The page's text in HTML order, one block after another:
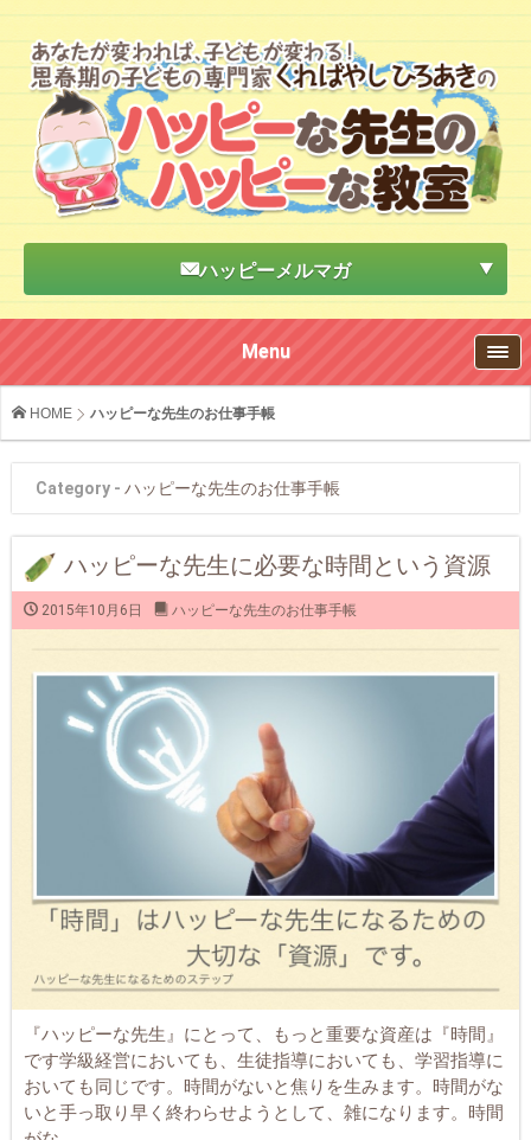
ハッピーメルマガ
Menu
HOME ハッピーな先生のお仕事手帳
Category - ハッピーな先生のお仕事手帳
ハッピーな先生に必要な時間という資源
2015年10月6日 ハッピーな先生のお仕事手帳
『ハッピーな先生』にとって、もっと重要な資産は『時間』
です学級経営においても、生徒指導においても、学習指導に
おいても同じです。時間がないと焦りを生みます。時間がな
いと手っ取り早く終わらせようとして、雑になります。時間